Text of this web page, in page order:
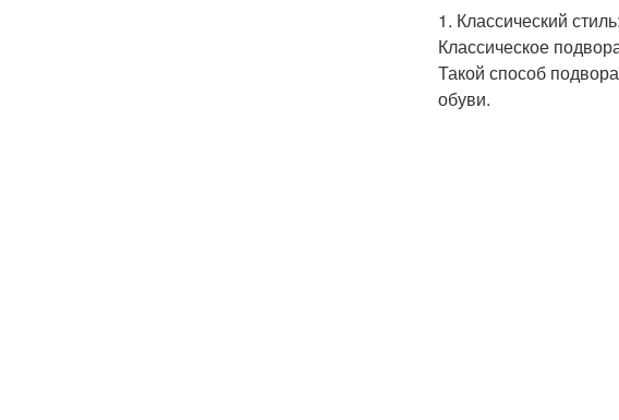
1. Классический
Классическое
Такой способ
обуви.